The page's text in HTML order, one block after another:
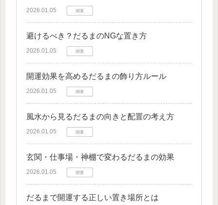
2026.01.05 開運
避けるべき？だるまのNGな置き方
2026.01.05 開運
開運効果を高めるだるまの飾り方ルール
2026.01.05 開運
風水から見るだるまの向きと配置の考え方
2026.01.05 開運
玄関・仕事場・神棚で変わるだるまの効果
2026.01.05 開運
だるまで開運する正しい置き場所とは